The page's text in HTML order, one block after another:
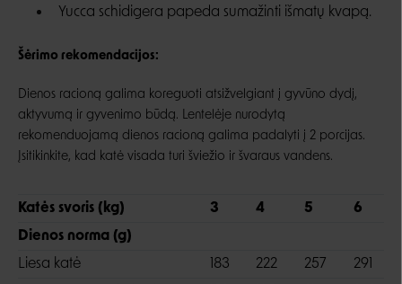
Yucca schidigera papeda sumažinti išmatų kvapą.
Šėrimo rekomendacijos:
Dienos racioną galima koreguoti atsižvelgiant į gyvūno dydį,
aktyvumą ir gyvenimo būdą. Lentelėje nurodytą
rekomenduojamą dienos racioną galima padalyti į 2 porcijas.
Įsitikinkite, kad katė visada turi šviežio ir švaraus vandens.
Katės svoris (kg) 3 4 5
6
Dienos norma (g)
Liesa katė
183 222 257
291